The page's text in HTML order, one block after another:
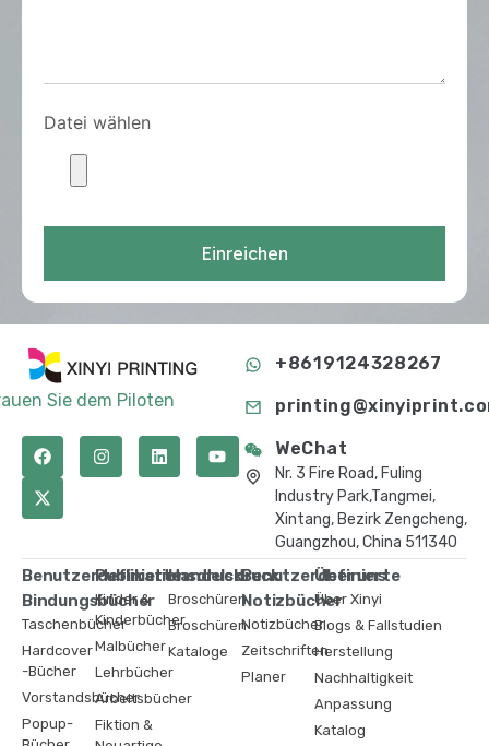
Datei wählen
Einreichen
Sie dem Piloten
+8619124328267
WeChat
Nr. 3 Fire Road, Fuling
Industry Park,Tangmei,
Xintang, Bezirk Zengcheng,
Guangzhou, China 511340
Benutzerdefinierte
Bindungsbücher
Taschenbücher
Hardcover
-Bücher
Vorstandsbücher
Popup-
Publikationsdruck
Kinder &
Kinderbücher
Malbücher
Lehrbücher
Arbeitsbücher
Fiktion &
Handelsdruck
Broschüren
Broschüren
Kataloge
Benutzerdefinierte
Notizbücher
Notizbücher
Zeitschriften
Planer
Über uns
Über Xinyi
Blogs & Fallstudien
Herstellung
Nachhaltigkeit
Anpassung
Katalog